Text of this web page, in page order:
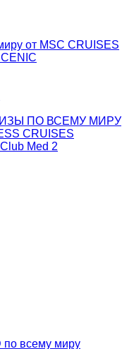
от MSC CRUISES
ПО ВСЕМУ МИРУ
CRUISES
Med 2
по всему миру